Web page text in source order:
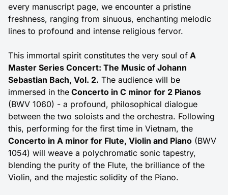
every manuscript page, we encounter a pristine
freshness, ranging from sinuous, enchanting melodic
lines to profound and intense religious fervor.
This immortal spirit constitutes the very soul of A
Master Series Concert: The Music of Johann
Sebastian Bach, Vol. 2. The audience will be
immersed in the Concerto in C minor for 2 Pianos
(BWV 1060) - a profound, philosophical dialogue
between the two soloists and the orchestra. Following
this, performing for the first time in Vietnam, the
Concerto in A minor for Flute, Violin and Piano (BWV
1054) will weave a polychromatic sonic tapestry,
blending the purity of the Flute, the brilliance of the
Violin, and the majestic solidity of the Piano.